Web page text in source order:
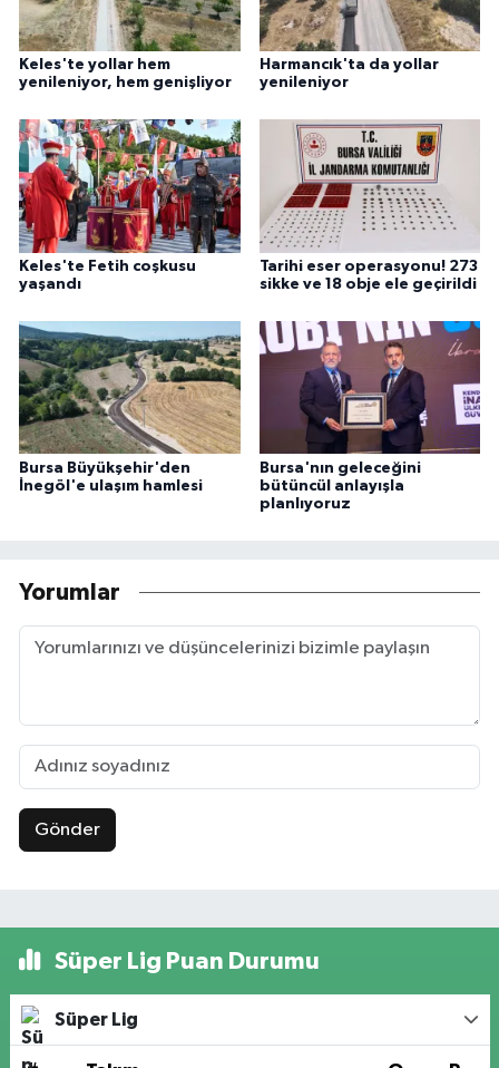
Keles'te yollar hem
yenileniyor, hem genişliyor
Harmancık'ta da yollar
yenileniyor
Keles'te Fetih coşkusu
yaşandı
Tarihi eser operasyonu! 273
sikke ve 18 obje ele geçirildi
Bursa Büyükşehir'den
İnegöl'e ulaşım hamlesi
Bursa'nın geleceğini
bütüncül anlayışla
planlıyoruz
Yorumlar
Gönder
Süper Lig Puan Durumu
Süper Lig